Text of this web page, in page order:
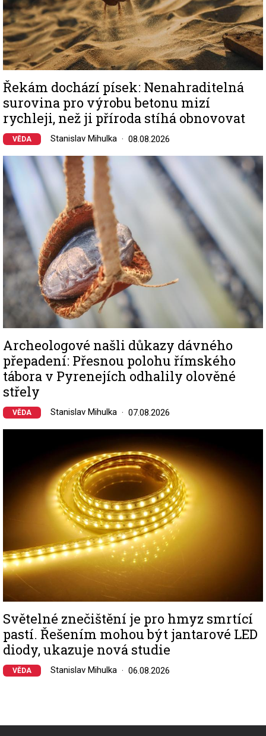
Řekám dochází písek: Nenahraditelná
surovina pro výrobu betonu mizí
rychleji, než ji příroda stíhá obnovovat
VĚDA Stanislav Mihulka 08.08.2026
Image
Archeologové našli důkazy dávného
přepadení: Přesnou polohu římského
tábora v Pyrenejích odhalily olověné
střely
VĚDA Stanislav Mihulka 07.08.2026
Světelné znečištění je pro hmyz smrtící
pastí. Řešením mohou být jantarové LED
diody, ukazuje nová studie
VĚDA Stanislav Mihulka 06.08.2026